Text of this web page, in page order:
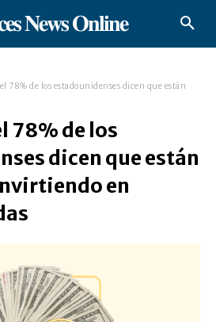
𝐍𝐞𝐰𝐬 𝐎𝐧𝐥𝐢𝐧𝐞
78% de los estadounidenses dicen que están
78% de los
dicen que están
en